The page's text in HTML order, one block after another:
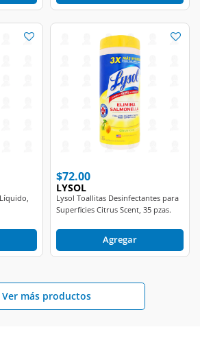
$72.00
LYSOL
Lysol Toallitas Desinfectantes para
Superficies Citrus Scent, 35 pzas.
Agregar
Ver más productos